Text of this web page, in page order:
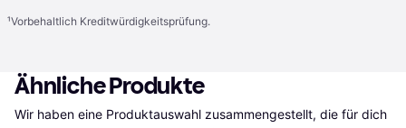
¹Vorbehaltlich Kreditwürdigkeitsprüfung.
Ähnliche Produkte
Wir haben eine Produktauswahl zusammengestellt, die für dich